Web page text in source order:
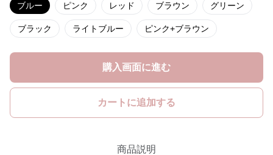
ブルー ピンク レッド ブラウン グリーン
ブラック ライトブルー ピンク+ブラウン
購入画面に進む
カートに追加する
商品説明